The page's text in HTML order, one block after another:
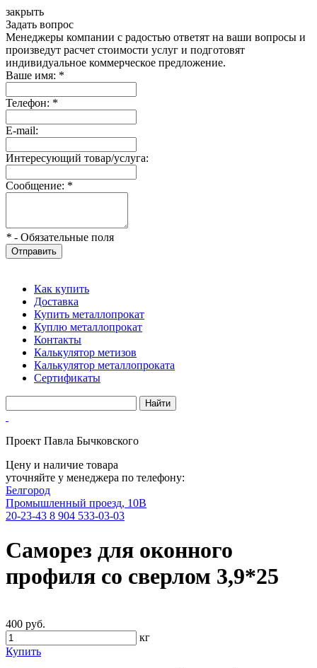
закрыть
Задать вопрос
Менеджеры компании с радостью ответят на ваши вопросы и
произведут расчет стоимости услуг и подготовят
индивидуальное коммерческое предложение.
Ваше имя: *
Телефон: *
E-mail:
Интересующий товар/услуга:
Сообщение: *
* - Обязательные поля
Отправить
Как купить
Доставка
Купить металлопрокат
Куплю металлопрокат
Контакты
Калькулятор метизов
Калькулятор металлопроката
Сертификаты
Проект Павла Бычковского
Цену и наличие товара
уточняйте у менеджера по телефону:
Белгород
Промышленный проезд, 10В
20-23-43 8 904 533-03-03
Саморез для оконного
профиля со сверлом 3,9*25
400 руб.
кг
Купить